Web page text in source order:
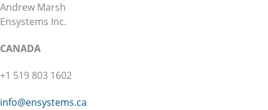
Andrew Marsh
Ensystems Inc.
CANADA
+1 519 803 1602
info@ensystems.ca